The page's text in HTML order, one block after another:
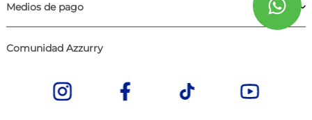
Medios de pago
Comunidad Azzurry